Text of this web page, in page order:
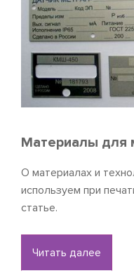
Материалы для
О материалах и
используем при
статье.
Читать далее